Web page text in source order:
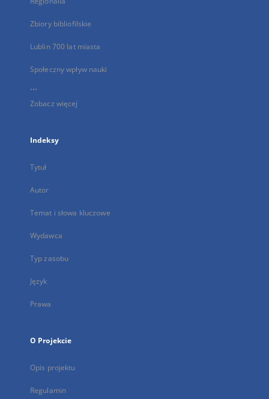
Zbiory bibliofilskie
Lublin 700 lat miasta
Społeczny wpływ nauki
...
Zobacz więcej
Indeksy
Tytuł
Autor
Temat i słowa kluczowe
Wydawca
Typ zasobu
Język
Prawa
O Projekcie
Opis projektu
Regulamin